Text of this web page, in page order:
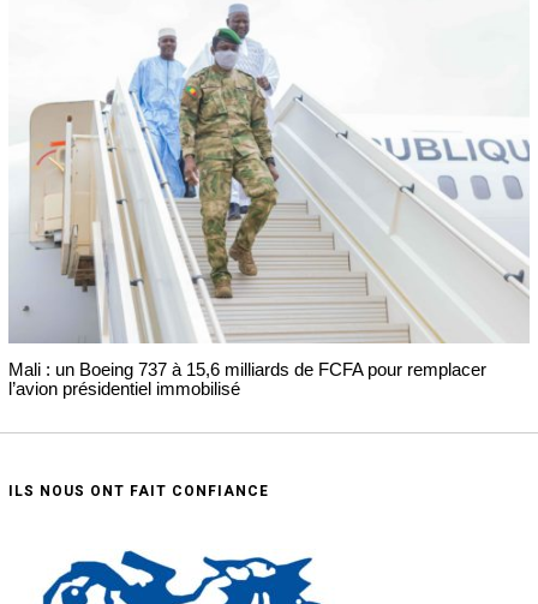
Mali : un Boeing 737 à 15,6 milliards de FCFA pour remplacer
l’avion présidentiel immobilisé
ILS NOUS ONT FAIT CONFIANCE